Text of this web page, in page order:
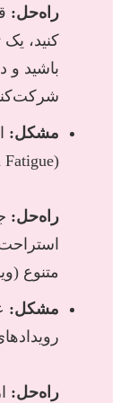
راه‌حل:
کنید،
باشید و
مشکل:
(Zoom Fatigue) در رویدادهای طولانی آنلاین.
راه‌حل:
متنوع
مشکل:
راه‌حل: